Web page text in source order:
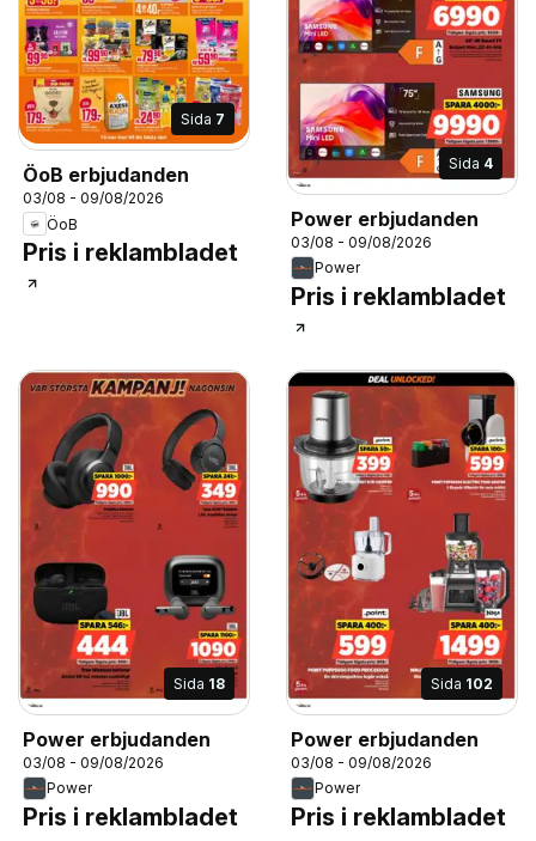
Sida 7
ÖoB erbjudanden
03/08 - 09/08/2026
ÖoB
Pris i reklambladet
Sida 4
Power erbjudanden
03/08 - 09/08/2026
Power
Pris i reklambladet
Sida 18
Power erbjudanden
03/08 - 09/08/2026
Power
Pris i reklambladet
Sida 102
Power erbjudanden
03/08 - 09/08/2026
Power
Pris i reklambladet